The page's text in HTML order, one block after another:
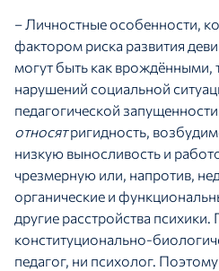
– Личностные особенности,
фактором риска развития
могут быть как врождёнными,
нарушений социальной
педагогической
относятригидность,
низкую выносливость и
чрезмерную или, напротив,
органические и
другие расстройства
конституционально-
педагог, ни психолог. Поэтому